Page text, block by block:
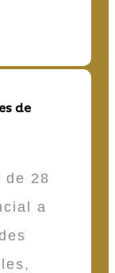
de
de 28
a